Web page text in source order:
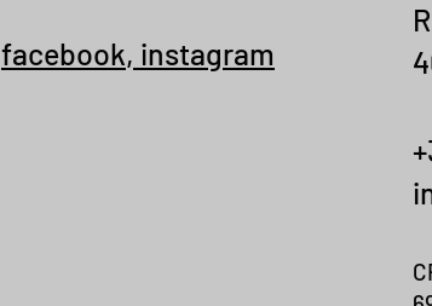
facebook, instagram